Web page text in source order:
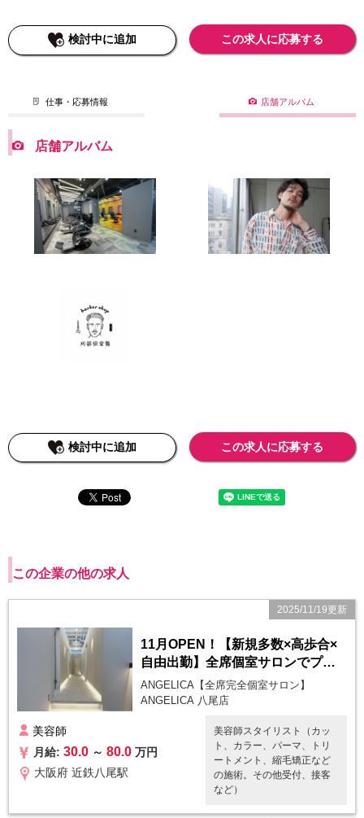
検討中に追加 この求人に応募する
仕事・応募情報 店舗アルバム
店舗アルバム
検討中に追加 この求人に応募する
この企業の他の求人
2025/11/19更新
11月OPEN！【新規多数×高歩合×
自由出勤】全席個室サロンでプラ
イベート充実◎未経験でも歓迎
ANGELICA【全席完全個室サロン】
ANGELICA 八尾店
美容師
月給: 30.0 ～ 80.0 万円
大阪府 近鉄八尾駅
美容師スタイリスト（カッ
ト、カラー、パーマ、トリ
ートメント、縮毛矯正など
の施術。その他受付、接客
など）